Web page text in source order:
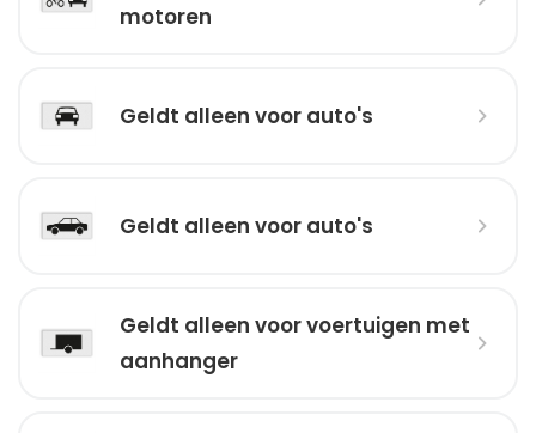
motoren
Geldt alleen voor auto's
Geldt alleen voor auto's
Geldt alleen voor voertuigen met
aanhanger